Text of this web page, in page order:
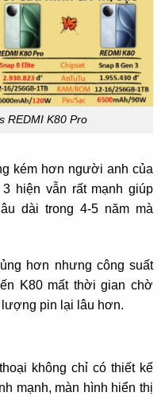
REDMI K80 Pro
kém hơn người anh của
hiện vẫn rất mạnh giúp
dài trong 4-5 năm mà
hơn nhưng công suất
K80 mất thời gian chờ
pin lại lâu hơn.
không chỉ có thiết kế
mạnh, màn hình hiển thị